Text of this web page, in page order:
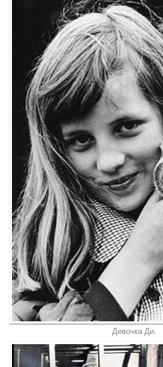
Девочка Ди.